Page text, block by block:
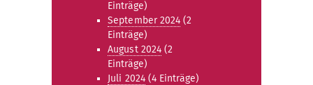
Einträge)
September 2024 (2
Einträge)
August 2024 (2
Einträge)
Juli 2024(4 Einträge)